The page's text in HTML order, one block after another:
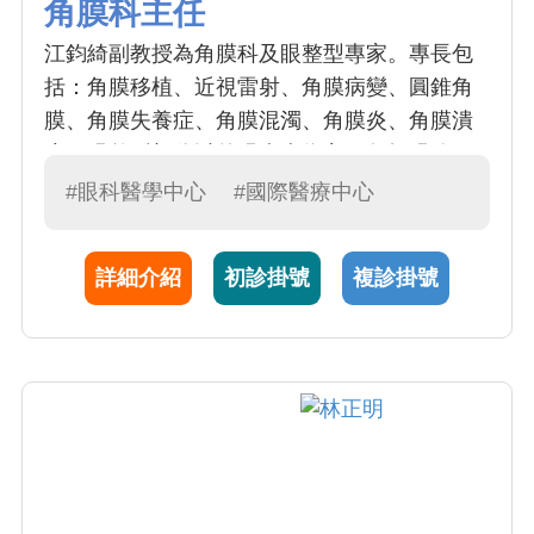
角膜科主任
江鈞綺副教授為角膜科及眼整型專家。專長包
括：角膜移植、近視雷射、角膜病變、圓錐角
膜、角膜失養症、角膜混濁、角膜炎、角膜潰
垂、睫毛倒插、鼻淚管阻塞等。江醫師於 2001
且不間斷地從事基礎醫學研究，發表多篇醫學
相關論文於國際期刊
#眼科醫學中心 #國際醫療中心
詳細介紹 初診掛號 複診掛號